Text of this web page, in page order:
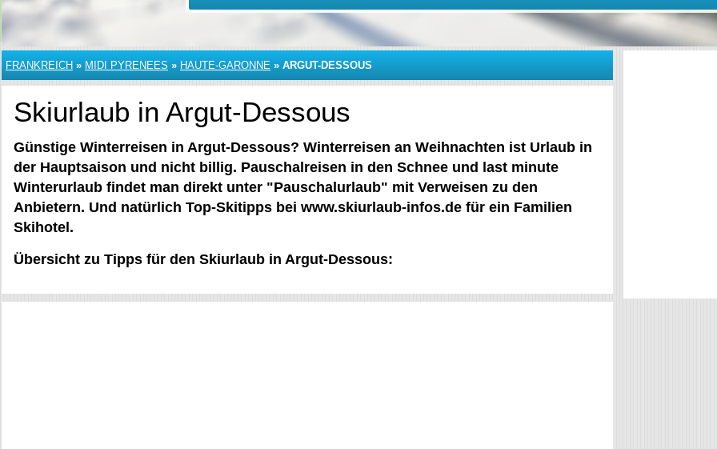
FRANKREICH » MIDI PYRENEES » HAUTE-GARONNE » ARGUT-DESSOUS
Skiurlaub in Argut-Dessous
Günstige Winterreisen in Argut-Dessous? Winterreisen an Weihnachten ist Urlaub in
der Hauptsaison und nicht billig. Pauschalreisen in den Schnee und last minute
Winterurlaub findet man direkt unter "Pauschalurlaub" mit Verweisen zu den
Anbietern. Und natürlich Top-Skitipps bei www.skiurlaub-infos.de für ein Familien
Skihotel.
Übersicht zu Tipps für den Skiurlaub in Argut-Dessous: